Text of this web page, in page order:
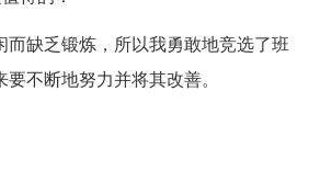
缺乏锻炼，所以我勇敢地竞选了班
不断地努力并将其改善。